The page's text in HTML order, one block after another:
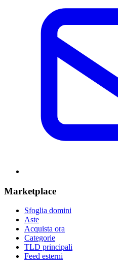
Marketplace
Sfoglia domini
Aste
Acquista ora
Categorie
TLD principali
Feed esterni